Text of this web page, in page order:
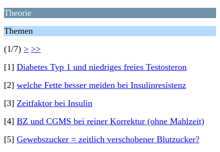
Theorie
Themen
(1/7) > >>
[1] Diabetes Typ 1 und niedriges freies Testosteron
[2] welche Fette besser meiden bei Insulinresistenz
[3] Zeitfaktor bei Insulin
[4] BZ und CGMS bei reiner Korrektur (ohne Mahlzeit)
[5] Gewebszucker = zeitlich verschobener Blutzucker?